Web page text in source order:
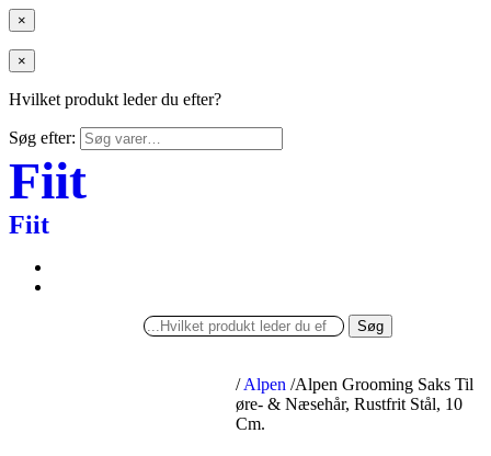
×
×
Hvilket produkt leder du efter?
Søg efter:
Fiit
Fiit
Søg
/ Alpen /Alpen Grooming Saks Til
øre- & Næsehår, Rustfrit Stål, 10
Cm.